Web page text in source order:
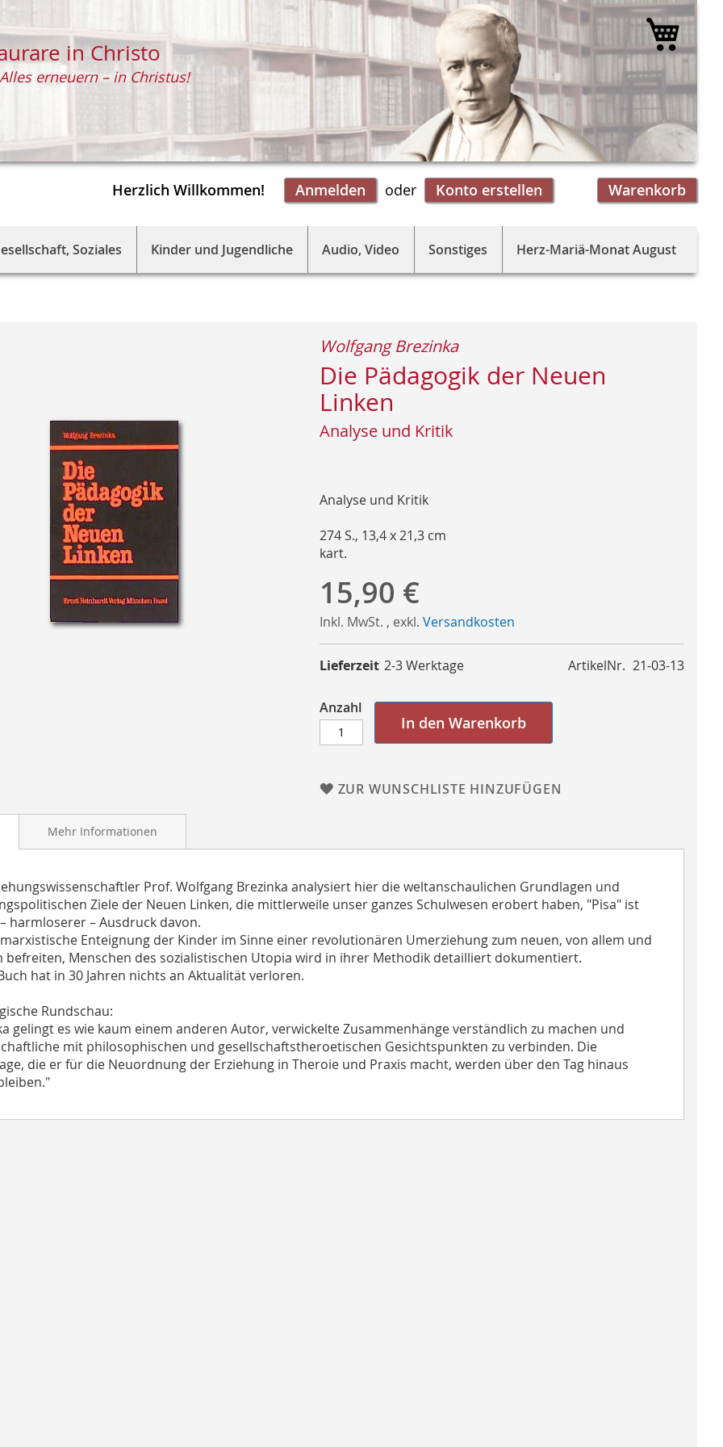
Herzlich Willkommen! Anmelden Warenkorb
Konto erstellen
in Christo
Alles erneuern – in Christus!
Mein
Soziales Kinder und Jugendliche Audio, Video Sonstiges Herz-Mariä-Monat August
Die Pädagogik der Neuen
Linken
Analyse und Kritik
Wolfgang Brezinka
Analyse und Kritik
274 S., 13,4 x 21,3 cm
kart.
15,90 €
Inkl. MwSt. , exkl. Versandkosten
ArtikelNr. 21-03-13
Lieferzeit 2-3 Werktage
Anzahl
In den Warenkorb
ZUR WUNSCHLISTE HINZUFÜGEN
Prof. Wolfgang Brezinka analysiert hier die weltanschaulichen Grundlagen und
Ziele der Neuen Linken, die mittlerweile unser ganzes Schulwesen erobert haben, "Pisa" ist
harmloserer – Ausdruck davon.
Enteignung der Kinder im Sinne einer revolutionären Umerziehung zum neuen, von allem und
befreiten, Menschen des sozialistischen Utopia wird in ihrer Methodik detailliert dokumentiert.
hat in 30 Jahren nichts an Aktualität verloren.
Rundschau:
gelingt es wie kaum einem anderen Autor, verwickelte Zusammenhänge verständlich zu machen und
mit philosophischen und gesellschaftstheroetischen Gesichtspunkten zu verbinden. Die
die er für die Neuordnung der Erziehung in Theroie und Praxis macht, werden über den Tag hinaus
Mehr Informationen